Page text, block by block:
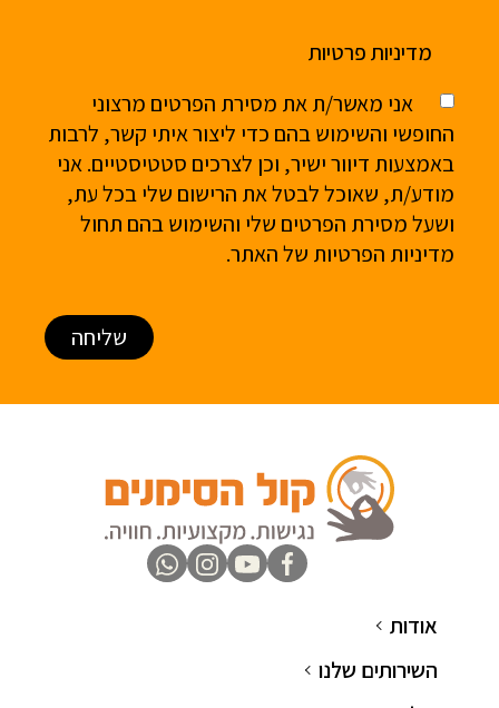
מדיניות פרטיות
אני מאשר/ת את מסירת הפרטים מרצוני
החופשי והשימוש בהם כדי ליצור איתי קשר, לרבות
באמצעות דיוור ישיר, וכן לצרכים סטטיסטיים. אני
מודע/ת, שאוכל לבטל את הרישום שלי בכל עת,
ושעל מסירת הפרטים שלי והשימוש בהם תחול
מדיניות הפרטיות של האתר.
שליחה
השירותים שלנו
אודות